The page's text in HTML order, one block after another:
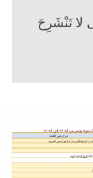
لا تَنْشَرِحَ